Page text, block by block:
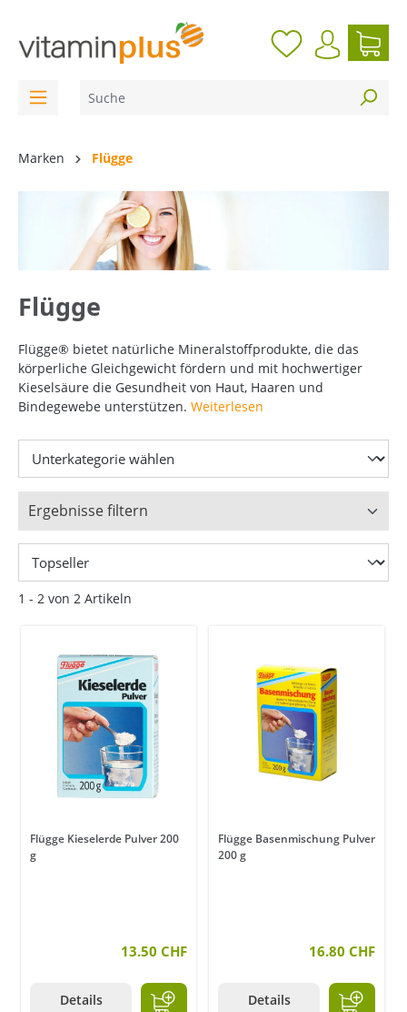
Marken Flügge
Flügge
Flügge® bietet natürliche Mineralstoffprodukte, die das
körperliche Gleichgewicht fördern und mit hochwertiger
Kieselsäure die Gesundheit von Haut, Haaren und
Bindegewebe unterstützen. Weiterlesen
Ergebnisse filtern
1 - 2 von 2 Artikeln
Flügge Kieselerde Pulver 200
g
13.50 CHF
Details
Flügge Basenmischung Pulver
200 g
16.80 CHF
Details